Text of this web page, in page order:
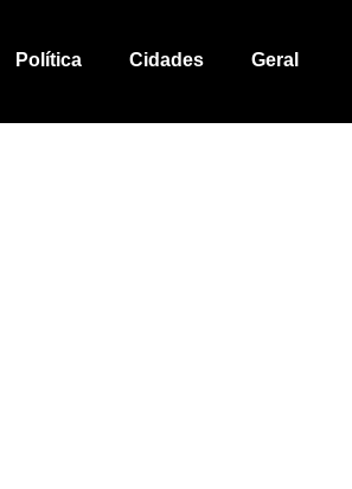
Política Cidades Geral